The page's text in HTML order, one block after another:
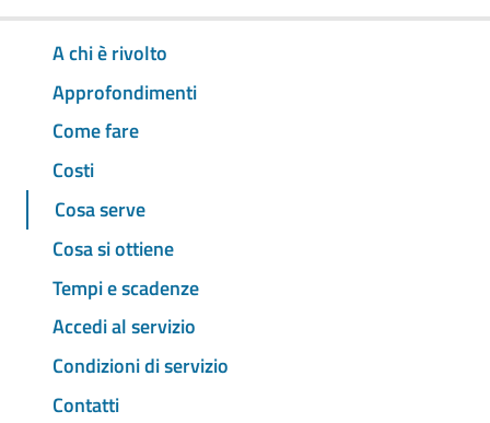
A chi è rivolto
Approfondimenti
Come fare
Costi
Cosa serve
Cosa si ottiene
Tempi e scadenze
Accedi al servizio
Condizioni di servizio
Contatti